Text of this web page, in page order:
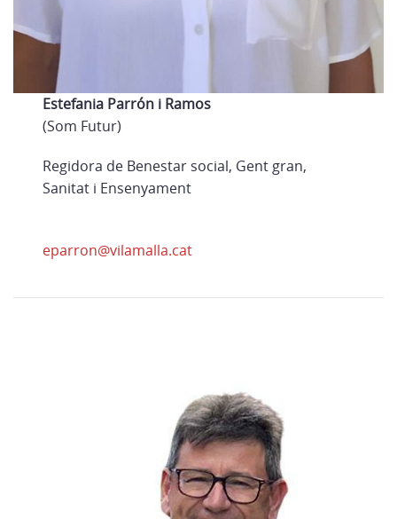
Estefania Parrón i Ramos
(Som Futur)
Regidora de Benestar social, Gent gran,
Sanitat i Ensenyament
eparron@vilamalla.cat